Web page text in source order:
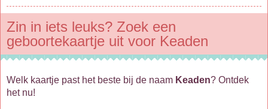
Zin in iets leuks? Zoek een
geboortekaartje uit voor Keaden
Welk kaartje past het beste bij de naam Keaden? Ontdek
het nu!